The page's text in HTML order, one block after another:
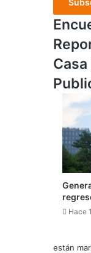
feto
dentro
de
un
Caracas
Reportan
que
cercanos
a
Trump
positivos
para
COVID-
Casa
BlancaHace
están